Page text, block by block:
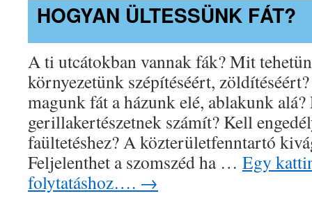
HOGYAN ÜLTESSÜNK FÁT?
A ti utcátokban vannak fák? Mit
környezetünk szépítéséért,
magunk fát a házunk elé, ablakunk alá?
gerillakertészetnek számít? Kell
faültetéshez? A közterületfenntartó
Feljelenthet a szomszéd ha … Egy
folytatáshoz…. →